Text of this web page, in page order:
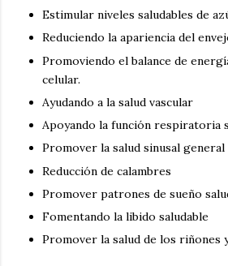
Estimular niveles saludables de
Reduciendo la apariencia del
Promoviendo el balance de
celular.
Ayudando a la salud vascular
Apoyando la función respiratoria
Promover la salud sinusal general
Reducción de calambres
Promover patrones de sueño
Fomentando la libido saludable
Promover la salud de los riñones